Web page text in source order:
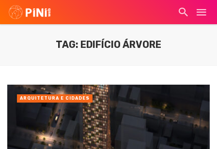
TAG: EDIFÍCIO ÁRVORE
ARQUITETURA E CIDADES